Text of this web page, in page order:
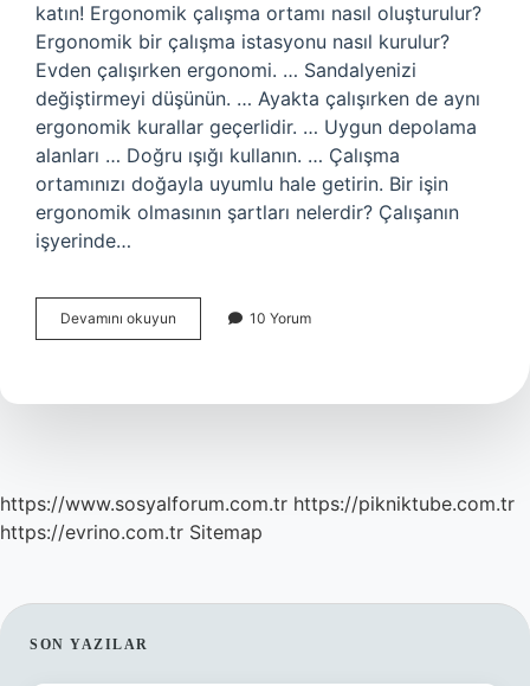
katın! Ergonomik çalışma ortamı nasıl oluşturulur?
Ergonomik bir çalışma istasyonu nasıl kurulur?
Evden çalışırken ergonomi. … Sandalyenizi
değiştirmeyi düşünün. … Ayakta çalışırken de aynı
ergonomik kurallar geçerlidir. … Uygun depolama
alanları … Doğru ışığı kullanın. … Çalışma
ortamınızı doğayla uyumlu hale getirin. Bir işin
ergonomik olmasının şartları nelerdir? Çalışanın
işyerinde…
Devamını okuyun Ergonomik
Çalışma
Olmalıdır
10 Yorum
https://www.sosyalforum.com.tr https://pikniktube.com.tr
https://evrino.com.tr Sitemap
SIDEBAR
SON YAZILAR